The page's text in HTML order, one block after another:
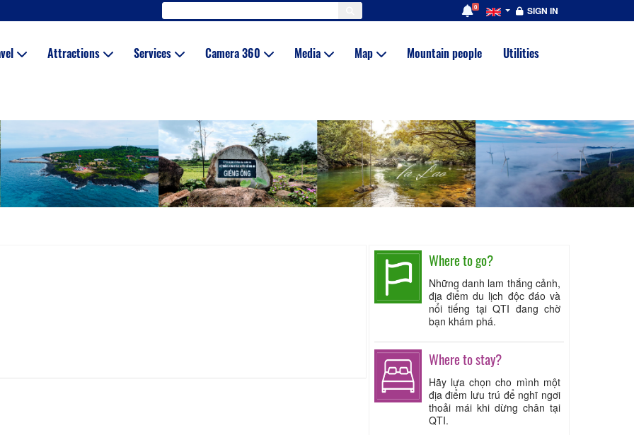
0 SIGN IN
Attractions Services Camera 360 Media Map Mountain people Utilities
Where to go?
Những danh lam thắng cảnh,
địa điểm du lịch độc đáo và
nổi tiếng tại QTI đang chờ
bạn khám phá.
Where to stay?
Hãy lựa chọn cho mình một
địa điểm lưu trú để nghĩ ngơi
thoải mái khi dừng chân tại
QTI.